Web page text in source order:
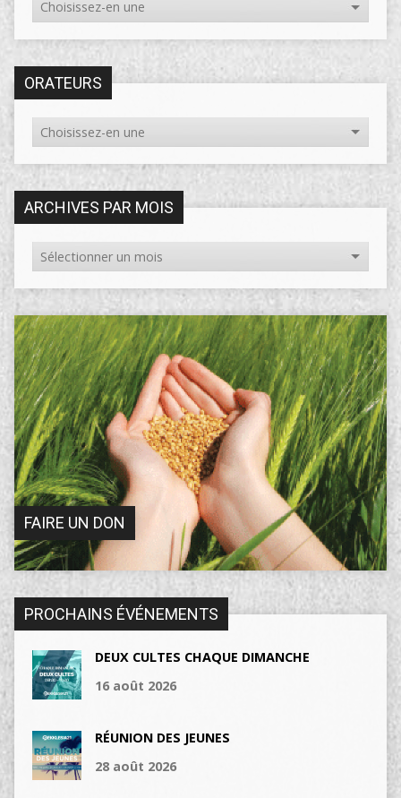
ORATEURS
ARCHIVES PAR MOIS
FAIRE UN DON
PROCHAINS ÉVÉNEMENTS
DEUX CULTES CHAQUE DIMANCHE
16 août 2026
RÉUNION DES JEUNES
28 août 2026